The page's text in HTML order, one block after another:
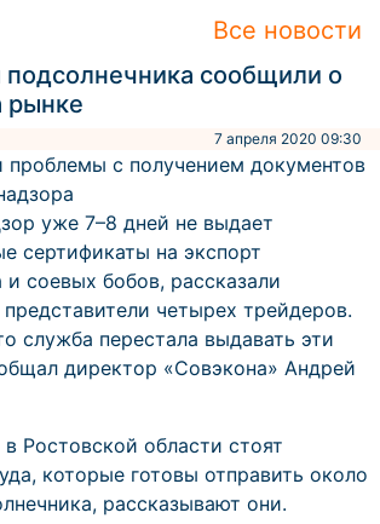
Все новости
подсолнечника сообщили о
рынке
7 апреля 2020 09:30
проблемы с получением документов
уже 7–8 дней не выдает
сертификаты на экспорт
и соевых бобов, рассказали
четырех трейдеров.
служба перестала выдавать эти
директор «Совэкона» Андрей
Ростовской области стоят
которые готовы отправить около
рассказывают они.